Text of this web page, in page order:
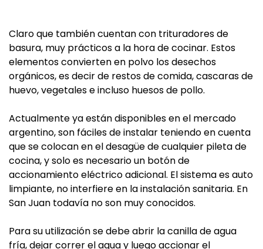
Claro que también cuentan con trituradores de
basura, muy prácticos a la hora de cocinar. Estos
elementos convierten en polvo los desechos
orgánicos, es decir de restos de comida, cascaras de
huevo, vegetales e incluso huesos de pollo.
Actualmente ya están disponibles en el mercado
argentino, son fáciles de instalar teniendo en cuenta
que se colocan en el desagüe de cualquier pileta de
cocina, y solo es necesario un botón de
accionamiento eléctrico adicional. El sistema es auto
limpiante, no interfiere en la instalación sanitaria. En
San Juan todavía no son muy conocidos.
Para su utilización se debe abrir la canilla de agua
fría, dejar correr el agua y luego accionar el